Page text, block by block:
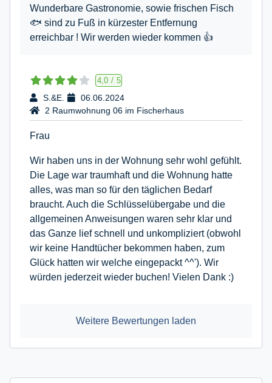
Wunderbare Gastronomie, sowie frischen Fisch
🐟 sind zu Fuß in kürzester Entfernung
erreichbar ! Wir werden wieder kommen 👍
4,0 / 5
S.&E.
06.06.2024
2 Raumwohnung 06 im Fischerhaus
Frau
Wir haben uns in der Wohnung sehr wohl gefühlt.
Die Lage war traumhaft und die Wohnung hatte
alles, was man so für den täglichen Bedarf
braucht. Auch die Schlüsselübergabe und die
allgemeinen Anweisungen waren sehr klar und
das Ganze lief schnell und unkompliziert (obwohl
wir keine Handtücher bekommen haben, zum
Glück hatten wir welche eingepackt ^^'). Wir
würden jederzeit wieder buchen! Vielen Dank :)
Weitere Bewertungen laden